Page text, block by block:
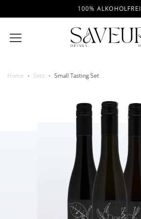
100% ALKOHOLFREI
Home Sets Small Tasting Set